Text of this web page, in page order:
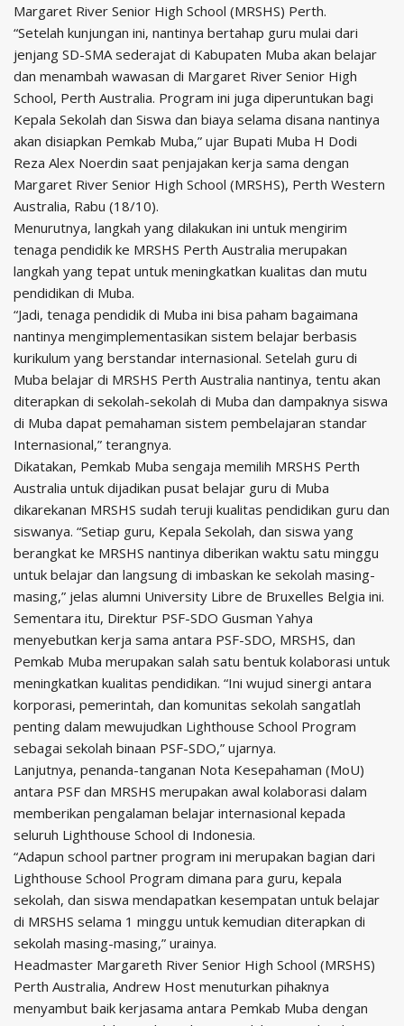
Margaret River Senior High School (MRSHS) Perth.
“Setelah kunjungan ini, nantinya bertahap guru mulai dari
jenjang SD-SMA sederajat di Kabupaten Muba akan belajar
dan menambah wawasan di Margaret River Senior High
School, Perth Australia. Program ini juga diperuntukan bagi
Kepala Sekolah dan Siswa dan biaya selama disana nantinya
akan disiapkan Pemkab Muba,” ujar Bupati Muba H Dodi
Reza Alex Noerdin saat penjajakan kerja sama dengan
Margaret River Senior High School (MRSHS), Perth Western
Australia, Rabu (18/10).
Menurutnya, langkah yang dilakukan ini untuk mengirim
tenaga pendidik ke MRSHS Perth Australia merupakan
langkah yang tepat untuk meningkatkan kualitas dan mutu
pendidikan di Muba.
“Jadi, tenaga pendidik di Muba ini bisa paham bagaimana
nantinya mengimplementasikan sistem belajar berbasis
kurikulum yang berstandar internasional. Setelah guru di
Muba belajar di MRSHS Perth Australia nantinya, tentu akan
diterapkan di sekolah-sekolah di Muba dan dampaknya siswa
di Muba dapat pemahaman sistem pembelajaran standar
Internasional,” terangnya.
Dikatakan, Pemkab Muba sengaja memilih MRSHS Perth
Australia untuk dijadikan pusat belajar guru di Muba
dikarekanan MRSHS sudah teruji kualitas pendidikan guru dan
siswanya. “Setiap guru, Kepala Sekolah, dan siswa yang
berangkat ke MRSHS nantinya diberikan waktu satu minggu
untuk belajar dan langsung di imbaskan ke sekolah masing-
masing,” jelas alumni University Libre de Bruxelles Belgia ini.
Sementara itu, Direktur PSF-SDO Gusman Yahya
menyebutkan kerja sama antara PSF-SDO, MRSHS, dan
Pemkab Muba merupakan salah satu bentuk kolaborasi untuk
meningkatkan kualitas pendidikan. “Ini wujud sinergi antara
korporasi, pemerintah, dan komunitas sekolah sangatlah
penting dalam mewujudkan Lighthouse School Program
sebagai sekolah binaan PSF-SDO,” ujarnya.
Lanjutnya, penanda-tanganan Nota Kesepahaman (MoU)
antara PSF dan MRSHS merupakan awal kolaborasi dalam
memberikan pengalaman belajar internasional kepada
seluruh Lighthouse School di Indonesia.
“Adapun school partner program ini merupakan bagian dari
Lighthouse School Program dimana para guru, kepala
sekolah, dan siswa mendapatkan kesempatan untuk belajar
di MRSHS selama 1 minggu untuk kemudian diterapkan di
sekolah masing-masing,” urainya.
Headmaster Margareth River Senior High School (MRSHS)
Perth Australia, Andrew Host menuturkan pihaknya
menyambut baik kerjasama antara Pemkab Muba dengan